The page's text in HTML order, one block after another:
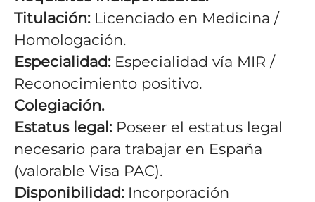
Titulación: Licenciado en Medicina /
Homologación.
Especialidad: Especialidad vía MIR /
Reconocimiento positivo.
Colegiación.
Estatus legal: Poseer el estatus legal
necesario para trabajar en España
(valorable Visa PAC).
Disponibilidad: Incorporación